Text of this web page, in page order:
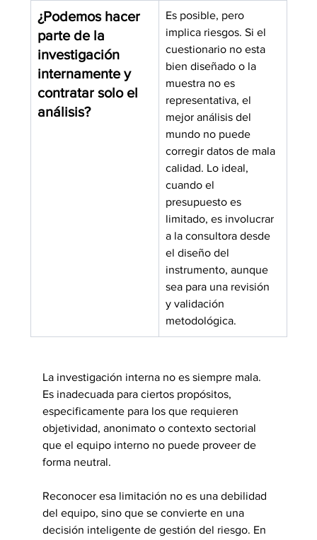
¿Podemos hacer
parte de la
investigación
internamente y
contratar solo el
análisis?
Es posible, pero
implica riesgos. Si el
cuestionario no esta
bien diseñado o la
muestra no es
representativa, el
mejor análisis del
mundo no puede
corregir datos de mala
calidad. Lo ideal,
cuando el
presupuesto es
limitado, es involucrar
a la consultora desde
el diseño del
instrumento, aunque
sea para una revisión
y validación
metodológica.
La investigación interna no es siempre mala.
Es inadecuada para ciertos propósitos,
especificamente para los que requieren
objetividad, anonimato o contexto sectorial
que el equipo interno no puede proveer de
forma neutral.
Reconocer esa limitación no es una debilidad
del equipo, sino que se convierte en una
decisión inteligente de gestión del riesgo. En